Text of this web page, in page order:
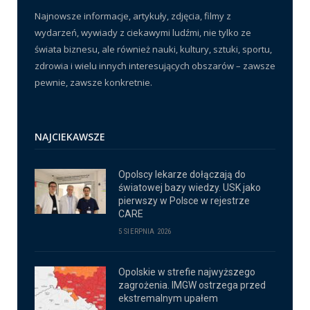
Najnowsze informacje, artykuły, zdjęcia, filmy z
wydarzeń, wywiady z ciekawymi ludźmi, nie tylko ze
świata biznesu, ale również nauki, kultury, sztuki, sportu,
zdrowia i wielu innych interesujących obszarów – zawsze
pewnie, zawsze konkretnie.
NAJCIEKAWSZE
Opolscy lekarze dołączają do
światowej bazy wiedzy. USK jako
pierwszy w Polsce w rejestrze
CARE
5 SIERPNIA 2026
Opolskie w strefie najwyższego
zagrożenia. IMGW ostrzega przed
ekstremalnym upałem